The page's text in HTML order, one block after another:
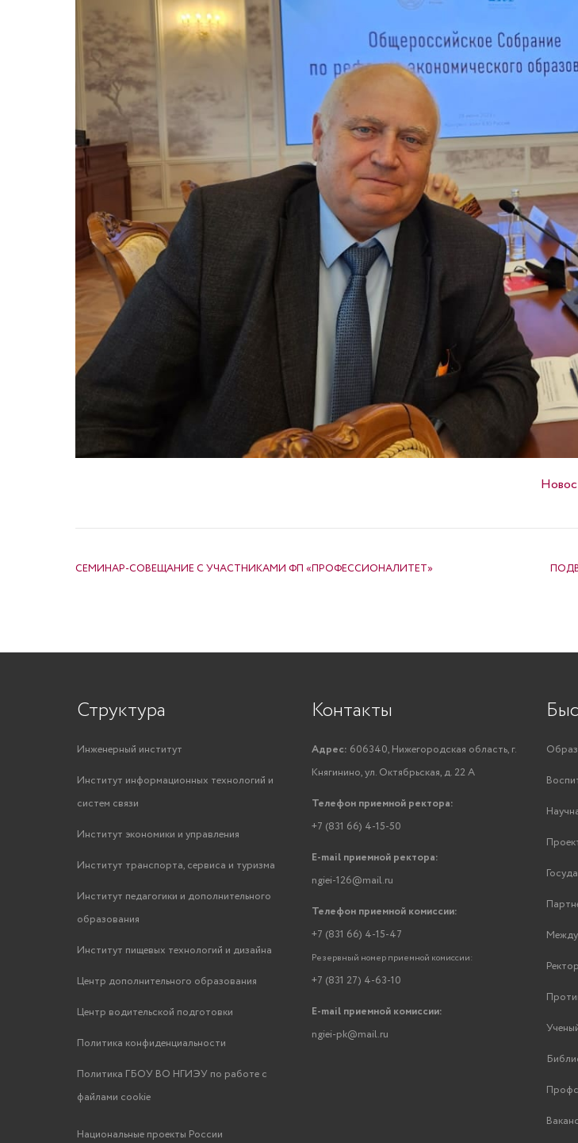
СЕМИНАР-СОВЕЩАНИЕ С УЧАСТНИКАМИ ФП «ПРОФЕССИОНАЛИТЕТ»
Структура
Инженерный институт
Институт информационных технологий и
систем связи
Институт экономики и управления
Институт транспорта, сервиса и туризма
Институт педагогики и дополнительного
образования
Институт пищевых технологий и дизайна
Центр дополнительного образования
Центр водительской подготовки
Политика конфиденциальности
Политика ГБОУ ВО НГИЭУ по работе с
файлами cookie
Национальные проекты России
Контакты
Адрес: 606340, Нижегородская область, г.
Княгинино, ул. Октябрьская, д. 22 А
Телефон приемной ректора:
+7 (831 66) 4-15-50
E-mail приемной ректора:
ngiei-126@mail.ru
Телефон приемной комиссии:
+7 (831 66) 4-15-47
Резервный номер приемной комиссии:
+7 (831 27) 4-63-10
E-mail приемной комиссии:
ngiei-pk@mail.ru